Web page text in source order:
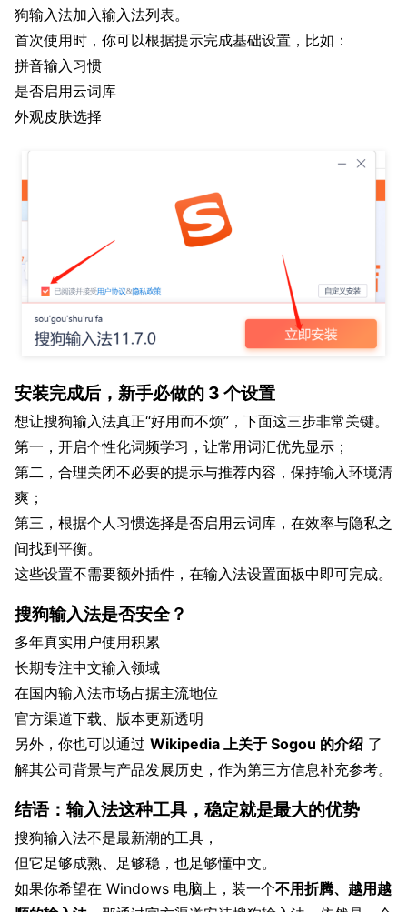
狗输入法加入输入法列表。
首次使用时，你可以根据提示完成基础设置，比如：
拼音输入习惯
是否启用云词库
外观皮肤选择
安装完成后，新手必做的 3 个设置
想让搜狗输入法真正“好用而不烦”，下面这三步非常关键。
第一，开启个性化词频学习，让常用词汇优先显示；
第二，合理关闭不必要的提示与推荐内容，保持输入环境清
爽；
第三，根据个人习惯选择是否启用云词库，在效率与隐私之
间找到平衡。
这些设置不需要额外插件，在输入法设置面板中即可完成。
搜狗输入法是否安全？
多年真实用户使用积累
长期专注中文输入领域
在国内输入法市场占据主流地位
官方渠道下载、版本更新透明
另外，你也可以通过 Wikipedia 上关于 Sogou 的介绍 了
解其公司背景与产品发展历史，作为第三方信息补充参考。
结语：输入法这种工具，稳定就是最大的优势
搜狗输入法不是最新潮的工具，
但它足够成熟、足够稳，也足够懂中文。
如果你希望在 Windows 电脑上，装一个不用折腾、越用越